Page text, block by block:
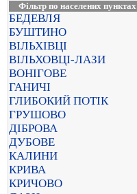
Фільтр по населених пунктах
БЕДЕВЛЯ
БУШТИНО
ВІЛЬХІВЦІ
ВІЛЬХОВЦІ-ЛАЗИ
ВОНІГОВЕ
ГАНИЧІ
ГЛИБОКИЙ ПОТІК
ГРУШОВО
ДІБРОВА
ДУБОВЕ
КАЛИНИ
КРИВА
КРИЧОВО